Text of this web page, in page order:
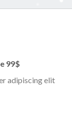
99$
adipiscing elit